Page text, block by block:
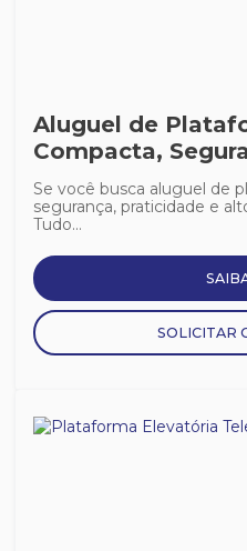
Aluguel de
Compacta,
Se você busca aluguel de
segurança, praticidade e
Tudo...
SOLICITAR